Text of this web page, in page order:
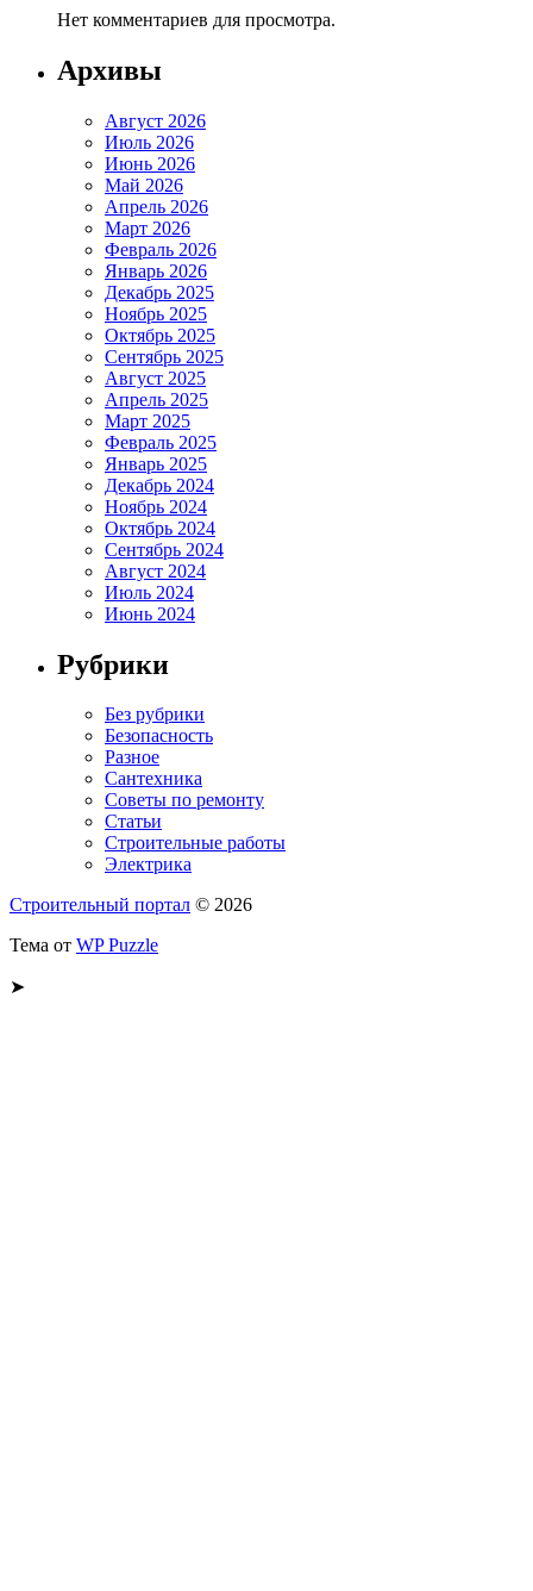
Нет комментариев для просмотра.
Архивы
Август 2026
Июль 2026
Июнь 2026
Май 2026
Апрель 2026
Март 2026
Февраль 2026
Январь 2026
Декабрь 2025
Ноябрь 2025
Октябрь 2025
Сентябрь 2025
Август 2025
Апрель 2025
Март 2025
Февраль 2025
Январь 2025
Декабрь 2024
Ноябрь 2024
Октябрь 2024
Сентябрь 2024
Август 2024
Июль 2024
Июнь 2024
Рубрики
Без рубрики
Безопасность
Разное
Сантехника
Советы по ремонту
Статьи
Строительные работы
Электрика
Строительный портал © 2026
Тема от WP Puzzle
➤